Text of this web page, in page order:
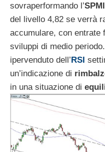
sovraperformando l’
del livello 4,82 se verrà
accumulare, con entrate
sviluppi di medio
ipervenduto dell’RSI
un’indicazione di
in una situazione di